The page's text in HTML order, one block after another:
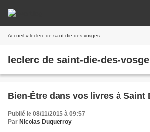
Accueil » leclerc de saint-die-des-vosges
leclerc de saint-die-des-
Bien-Être dans vos livres à Saint
Publié le 08/11/2015 à 09:57
Par Nicolas Duquerroy